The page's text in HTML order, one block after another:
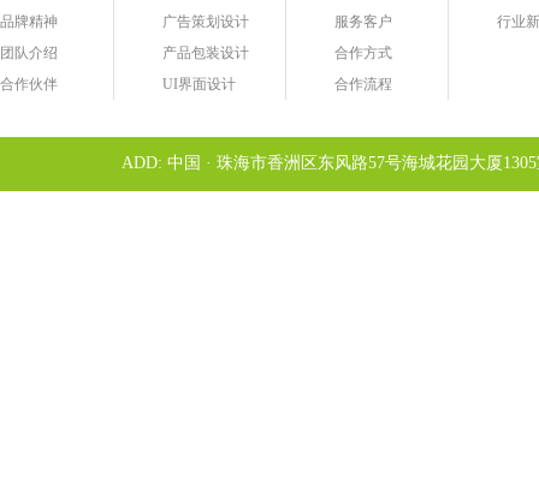
品牌精神
团队介绍
合作伙伴
广告策划设计
产品包装设计
UI界面设计
服务客户
合作方式
合作流程
行业
ADD: 中国 · 珠海市香洲区东风路57号海城花园大厦